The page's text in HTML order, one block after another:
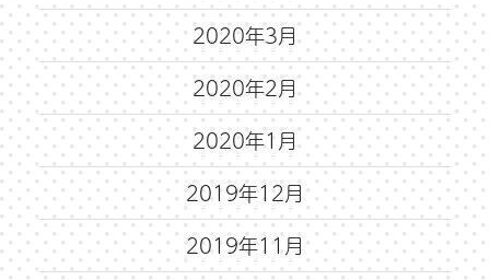
2020年3月
2020年2月
2020年1月
2019年12月
2019年11月